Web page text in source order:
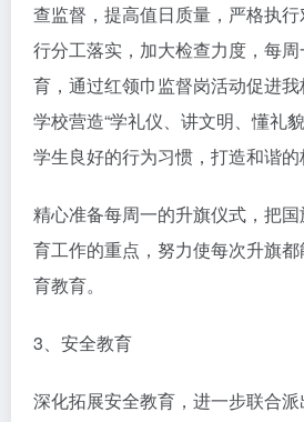
查监督，提高值日质量，严格执
行分工落实，加大检查力度，每
育，通过红领巾监督岗活动促进
学校营造“学礼仪、讲文明、懂礼
学生良好的行为习惯，打造和谐的
精心准备每周一的升旗仪式，把
育工作的重点，努力使每次升旗
育教育。
3、安全教育
深化拓展安全教育，进一步联合